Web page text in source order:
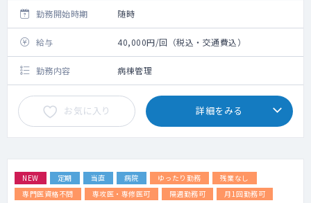
勤務開始時期 随時
給与 40,000円/回（税込・交通費込）
勤務内容 病棟管理
お気に入り 詳細をみる
NEW 定期 当直 病院 ゆったり勤務
残業なし
専門医資格不問
専攻医・専修医可 隔週勤務可
月1回勤務可